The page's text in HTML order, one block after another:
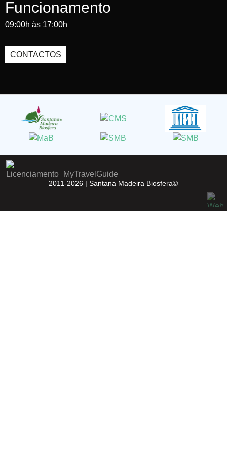
Funcionamento
09:00h às 17:00h
CONTACTOS
2011-2026 |Santana Madeira Biosfera©